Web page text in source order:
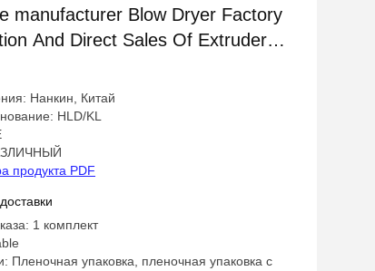
manufacturer Blow Dryer Factory
And Direct Sales Of Extruder
Specifications
Нанкин, Китай
HLD/KL
продукта PDF
1 комплект
Пленочная упаковка, пленочная упаковка с